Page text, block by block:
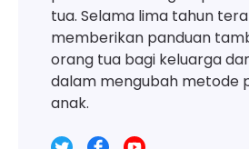
tua. Selama lima tahun
memberikan panduan
orang tua bagi keluarga
dalam mengubah metode
anak.